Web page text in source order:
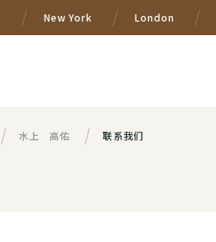
New York London
水上 高佑 联系我们